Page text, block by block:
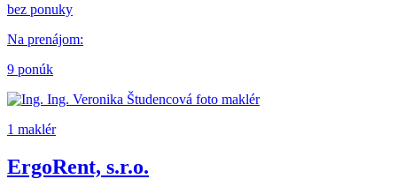
bez ponuky
Na prenájom:
9 ponúk
1 maklér
ErgoRent, s.r.o.